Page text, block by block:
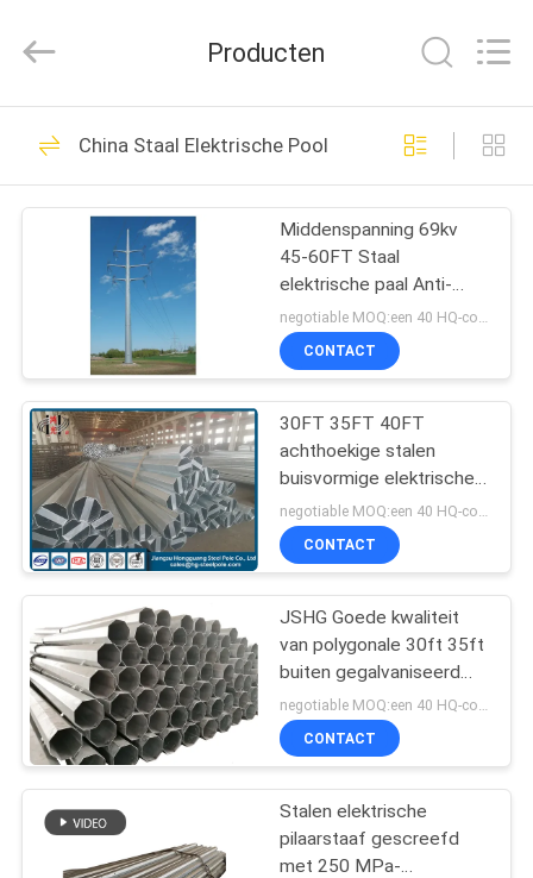
HUIS
PRODUCTEN
VIDEOS
SHOW
ONGEVEER
ONS
FABRIEKSREIS
KWALITEITSCONTROLE
CONTACTEER
ONS
NIEUWS
co.,ltd.
Reserved.
Staal Tubulaire Pool
325
Elektromacht Pool
258
Machtstransmissie
Polen
140
Producten
China Staal Elektrische Pool
Middenspanning 69kv
45-60FT Staal
elektrische paal Anti-
corrosie
negotiable MOQ:een 40 HQ-container
CONTACT
30FT 35FT 40FT
achthoekige stalen
buisvormige elektrische
lichtkolom voor de
Filipijnen markt
CONTACT
JSHG Goede kwaliteit
van polygonale 30ft 35ft
buiten gegalvaniseerd
staal palen te koop
CONTACT
Stalen elektrische
pilaarstaaf gescreefd
met 250 MPa-